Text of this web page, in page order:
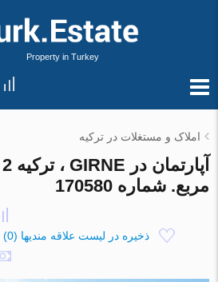
Property in Turkey
املاک و مستغلات در ترکیه
مربع. شماره 170580
ذخیره در لیست علاقه مندیها (
0
)